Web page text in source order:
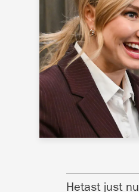
Hetast just nu